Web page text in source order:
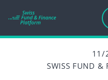
11/
SWISS FUND &